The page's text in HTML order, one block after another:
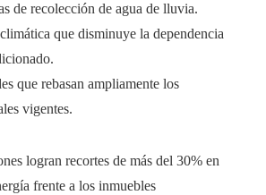
de recolección de agua de lluvia.
que disminuye la dependencia
que rebasan ampliamente los
vigentes.
logran recortes de más del 30% en
frente a los inmuebles